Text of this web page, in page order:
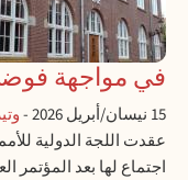
في مواجهة
15 نيسان/أبريل 2026 -
اجتماع لها بعد المؤتمر